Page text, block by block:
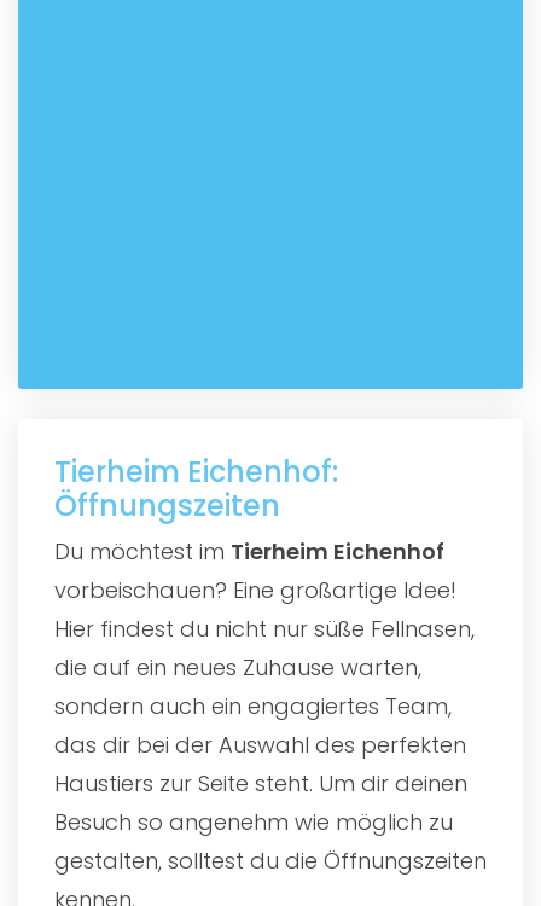
Tierheim Eichenhof:
Öffnungszeiten
Du möchtest im Tierheim Eichenhof
vorbeischauen? Eine großartige Idee!
Hier findest du nicht nur süße Fellnasen,
die auf ein neues Zuhause warten,
sondern auch ein engagiertes Team,
das dir bei der Auswahl des perfekten
Haustiers zur Seite steht. Um dir deinen
Besuch so angenehm wie möglich zu
gestalten, solltest du die Öffnungszeiten
kennen.